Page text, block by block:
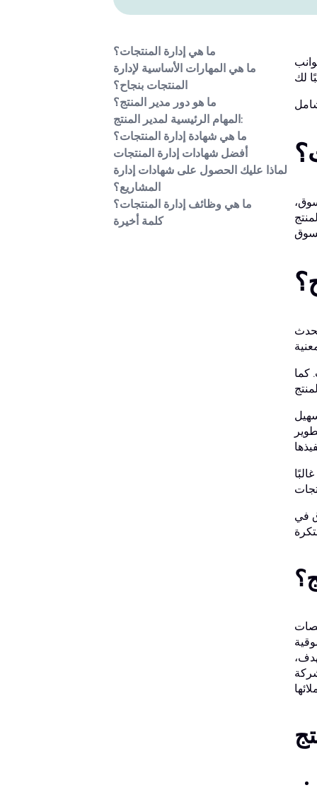
ما هي إدارة المنتجات؟
ما هي المهارات الأساسية لإدارة
المنتجات بنجاح؟
ما هو دور مدير المنتج؟
المهام الرئيسية لمدير المنتج:
ما هي شهادة إدارة المنتجات؟
أفضل شهادات إدارة المنتجات
لماذا عليك الحصول على شهادات إدارة
المشاريع؟
ما هي وظائف إدارة المنتجات؟
كلمة أخيرة
كما
في